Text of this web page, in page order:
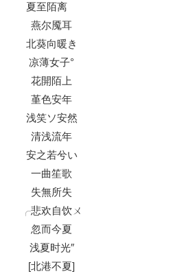
夏至陌离ゞ
燕尔魇耳
北葵向暖き
凉薄女子°
花開陌上
堇色安年
浅笑ソ安然
清浅流年
安之若兮い
一曲笙歌
失無所失
╭悲欢自饮ㄨ
忽而今夏
浅夏时光″
[北港不夏]